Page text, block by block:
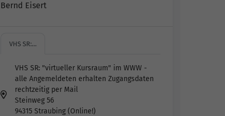
Bernd Eisert
VHS SR:…
VHS SR: "virtueller Kursraum" im WWW -
alle Angemeldeten erhalten Zugangsdaten
rechtzeitig per Mail
Steinweg 56
94315 Straubing (Online!)